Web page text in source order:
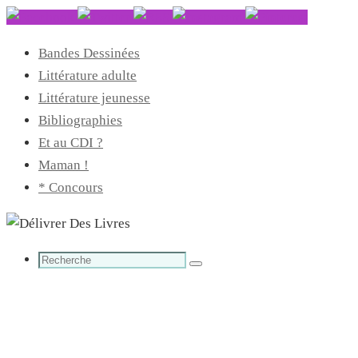
Bandes Dessinées
Littérature adulte
Littérature jeunesse
Bibliographies
Et au CDI ?
Maman !
* Concours
Search
Search